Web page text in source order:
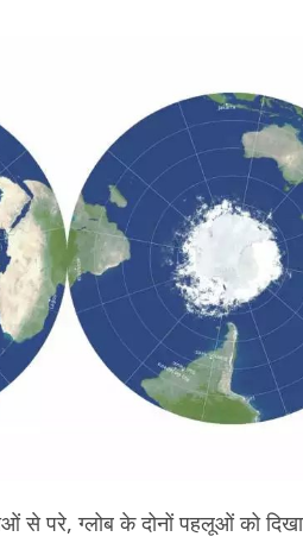
से परे, ग्लोब के दोनों पहलूओं को